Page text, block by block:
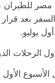
للطيران
السفر بعد
يوليو.
الرحلات
الأول
الرئيسية